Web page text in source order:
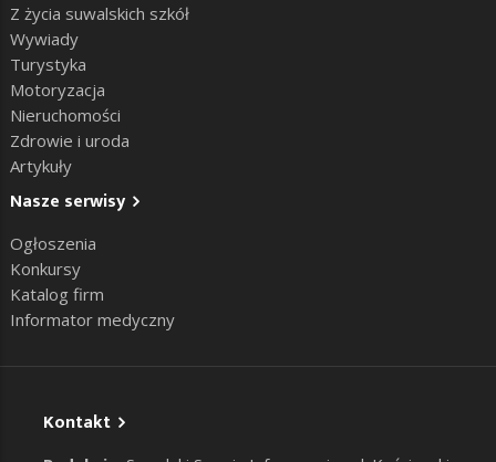
Z życia suwalskich szkół
Wywiady
Turystyka
Motoryzacja
Nieruchomości
Zdrowie i uroda
Artykuły
Nasze serwisy
Ogłoszenia
Konkursy
Katalog firm
Informator medyczny
Kontakt